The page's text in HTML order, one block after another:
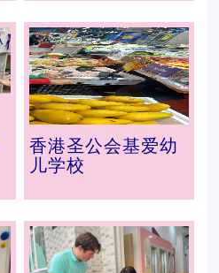
香港圣公会基爱幼
儿学校